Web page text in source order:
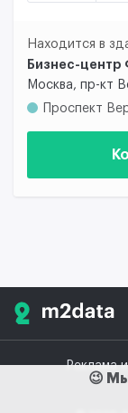
Находится в
Бизнес-
Москва, пр-кт
Проспект
Реклама
😉